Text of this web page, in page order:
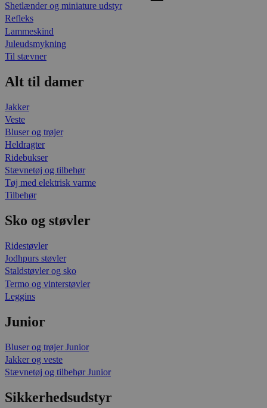
Shetlænder og miniature udstyr
Refleks
Lammeskind
Juleudsmykning
Til stævner
Alt til damer
Jakker
Veste
Bluser og trøjer
Heldragter
Ridebukser
Stævnetøj og tilbehør
Tøj med elektrisk varme
Tilbehør
Sko og støvler
Ridestøvler
Jodhpurs støvler
Staldstøvler og sko
Termo og vinterstøvler
Leggins
Junior
Bluser og trøjer Junior
Jakker og veste
Stævnetøj og tilbehør Junior
Sikkerhedsudstyr